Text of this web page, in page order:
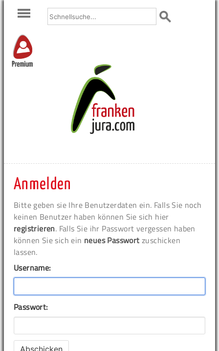
Premium
Anmelden
Bitte geben sie Ihre Benutzerdaten ein. Falls Sie noch
keinen Benutzer haben können Sie sich hier
registrieren. Falls Sie ihr Passwort vergessen haben
können Sie sich ein neues Passwort zuschicken
lassen.
Username:
Passwort: